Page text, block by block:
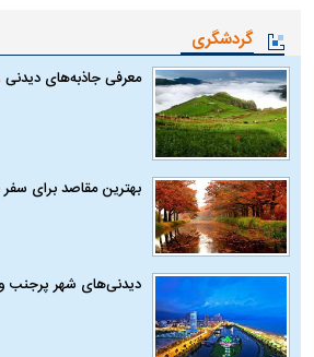
گردشگری
معرفی جاذبه‌های
بهترین مقاصد برای سفر
دیدنی‌های شهر پرجنب